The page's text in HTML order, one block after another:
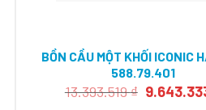
BỒN CẦU MỘT KHỐI ICONIC
588.79.401
13.393.519₫ Giá